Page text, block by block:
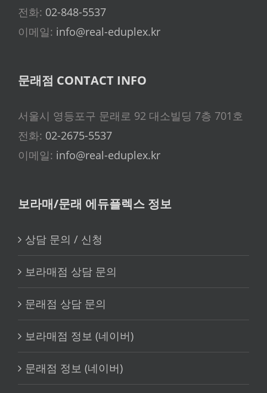
전화: 02-848-5537
이메일: info@real-eduplex.kr
문래점 CONTACT INFO
서울시 영등포구 문래로 92 대소빌딩 7층 701호
전화: 02-2675-5537
이메일: info@real-eduplex.kr
보라매/문래 에듀플렉스 정보
상담 문의 / 신청
보라매점 상담 문의
문래점 상담 문의
보라매점 정보 (네이버)
문래점 정보 (네이버)